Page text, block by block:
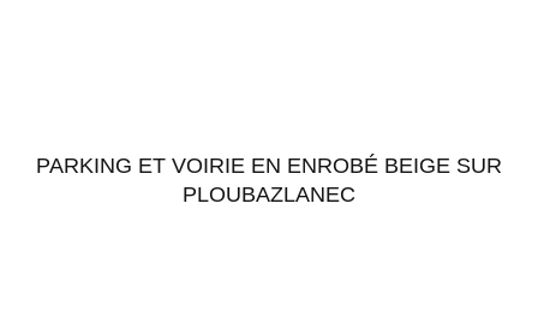
PARKING ET VOIRIE EN ENROBÉ BEIGE SUR
PLOUBAZLANEC